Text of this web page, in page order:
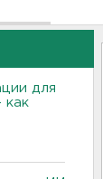
для
как